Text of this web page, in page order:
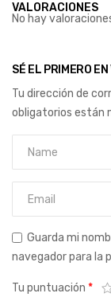
VALORACIONES
No hay
SÉ EL PRIMERO
Tu dirección de
obligatorios están
Guarda mi
navegador para la
Tu puntuación *